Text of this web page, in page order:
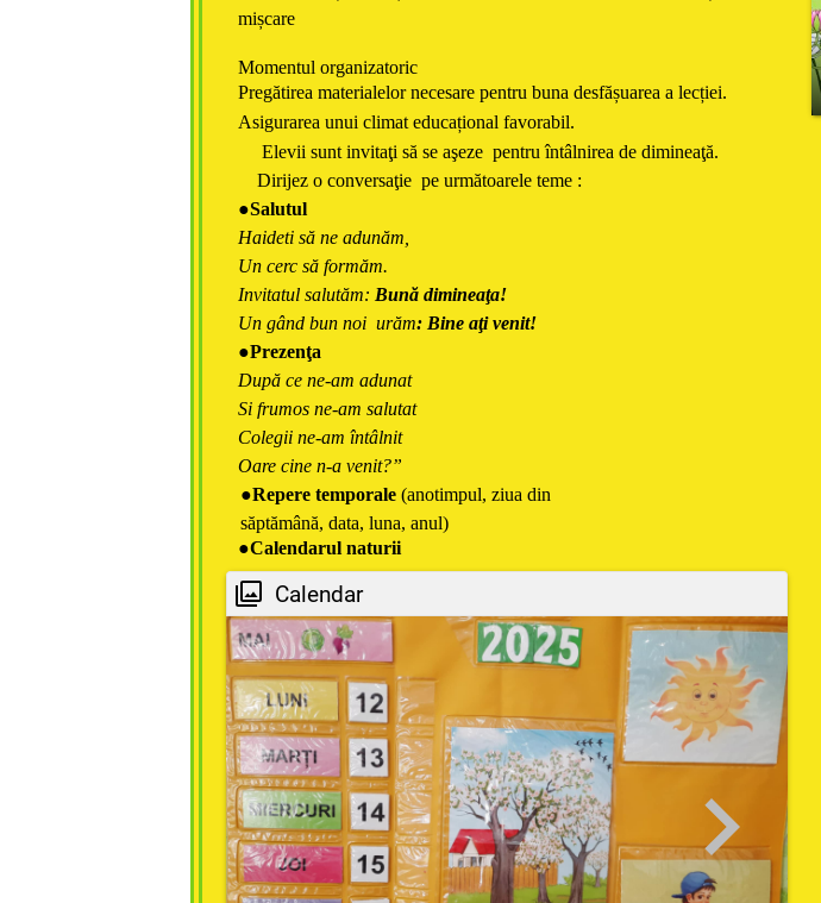
mișcare
Momentul organizatoric
Pregătirea materialelor necesare pentru buna desfășuarea a lecției.
Asigurarea unui climat educațional favorabil.
Elevii sunt invitaţi să se aşeze pentru întâlnirea de dimineaţă.
Dirijez o conversaţie pe următoarele teme :
●Salutul
Haideti să ne adunăm,
Un cerc să formăm.
Invitatul salutăm: Bună dimineaţa!
Un gând bun noi urăm: Bine aţi venit!
●Prezenţa
După ce ne-am adunat
Si frumos ne-am salutat
Colegii ne-am întâlnit
Oare cine n-a venit?”
●Repere temporale (anotimpul, ziua din
săptămână, data, luna, anul)
●Calendarul naturii
Calendar